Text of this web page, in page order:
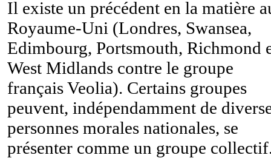
Il existe un précédent en la matière
Royaume-Uni (Londres, Swansea,
Edimbourg, Portsmouth, Richmond
West Midlands contre le groupe
français Veolia). Certains groupes
peuvent, indépendamment de
personnes morales nationales, se
présenter comme un groupe